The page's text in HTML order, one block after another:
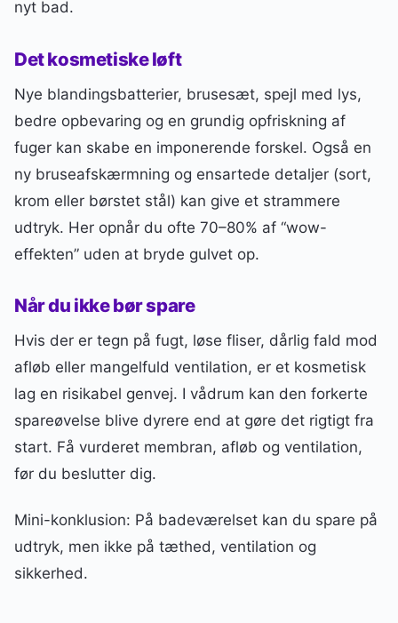
nyt bad.
Det kosmetiske løft
Nye blandingsbatterier, brusesæt, spejl med lys,
bedre opbevaring og en grundig opfriskning af
fuger kan skabe en imponerende forskel. Også en
ny bruseafskærmning og ensartede detaljer (sort,
krom eller børstet stål) kan give et strammere
udtryk. Her opnår du ofte 70–80% af “wow-
effekten” uden at bryde gulvet op.
Når du ikke bør spare
Hvis der er tegn på fugt, løse fliser, dårlig fald mod
afløb eller mangelfuld ventilation, er et kosmetisk
lag en risikabel genvej. I vådrum kan den forkerte
spareøvelse blive dyrere end at gøre det rigtigt fra
start. Få vurderet membran, afløb og ventilation,
før du beslutter dig.
Mini-konklusion: På badeværelset kan du spare på
udtryk, men ikke på tæthed, ventilation og
sikkerhed.